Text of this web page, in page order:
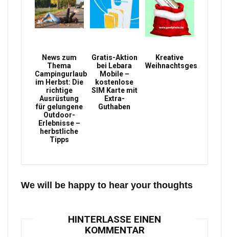
News zum
Thema
Campingurlaub
im Herbst: Die
richtige
Ausrüstung
für gelungene
Outdoor-
Erlebnisse –
herbstliche
Tipps
Gratis-Aktion
bei Lebara
Mobile –
kostenlose
SIM Karte mit
Extra-
Guthaben
Kreative
Weihnachtsgeschenke
We will be happy to hear your thoughts
HINTERLASSE EINEN
KOMMENTAR